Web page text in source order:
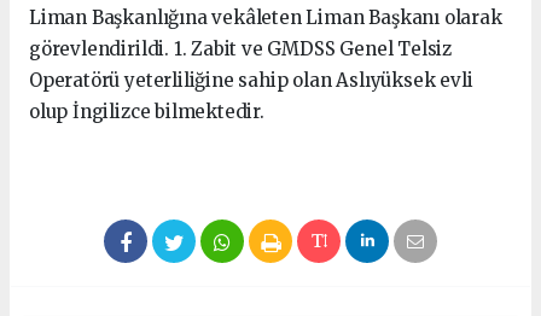
Liman Başkanlığına vekâleten Liman Başkanı olarak
görevlendirildi. 1. Zabit ve GMDSS Genel Telsiz
Operatörü yeterliliğine sahip olan Aslıyüksek evli
olup İngilizce bilmektedir.